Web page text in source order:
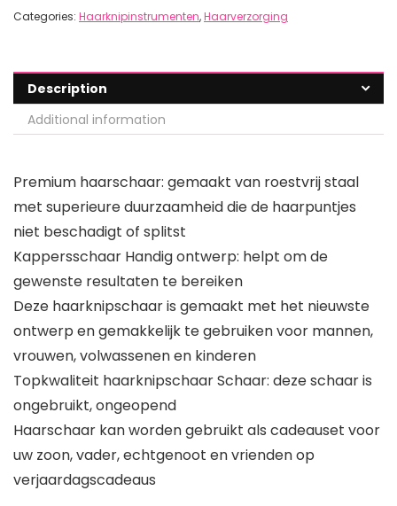
Categories: Haarknipinstrumenten,Haarverzorging
Description
Additional information
Premium haarschaar: gemaakt van roestvrij staal
met superieure duurzaamheid die de haarpuntjes
niet beschadigt of splitst
Kappersschaar Handig ontwerp: helpt om de
gewenste resultaten te bereiken
Deze haarknipschaar is gemaakt met het nieuwste
ontwerp en gemakkelijk te gebruiken voor mannen,
vrouwen, volwassenen en kinderen
Topkwaliteit haarknipschaar Schaar: deze schaar is
ongebruikt, ongeopend
Haarschaar kan worden gebruikt als cadeauset voor
uw zoon, vader, echtgenoot en vrienden op
verjaardagscadeaus